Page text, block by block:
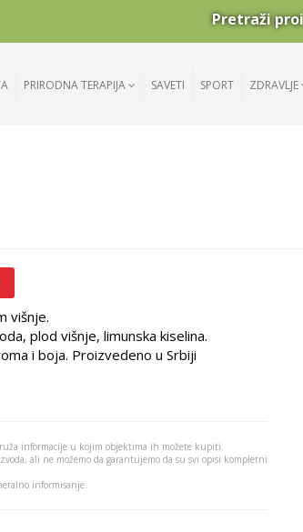
Pretraži
PRIRODNA TERAPIJA SAVETI SPORT ZDRAVLJE
višnje.
plod višnje, limunska kiselina.
i boja. Proizvedeno u Srbiji
informacije u kojim objektima ih možete kupiti.
ali ne možemo da garantujemo da su svi opisi kompletni
informisanje.